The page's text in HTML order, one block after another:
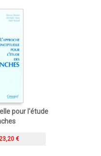
pour l'étude
€